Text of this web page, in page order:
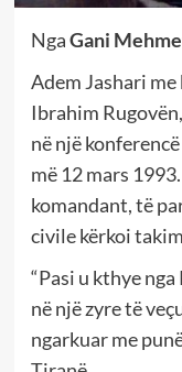
NgaGani
Adem Jashari
Ibrahim
në një
më 12 mars
komandant, të
civile kërkoi
“Pasi u kthye
në një zyre të
ngarkuar me